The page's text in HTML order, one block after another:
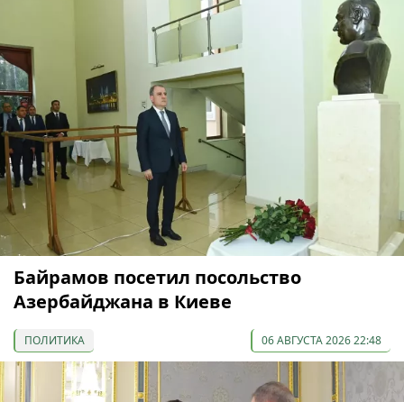
Байрамов посетил посольство
Азербайджана в Киеве
ПОЛИТИКА 06 АВГУСТА 2026 22:48